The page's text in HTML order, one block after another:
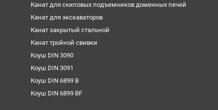
Канат для скиповых подъемников доменных печей
Канат для экскаваторов
Канат закрытый стальной
Канат тройной свивки
Коуш DIN 3090
Коуш DIN 3091
Коуш DIN 6899 B
Коуш DIN 6899 BF